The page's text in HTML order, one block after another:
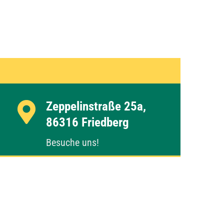
Zeppelinstraße 25a,
86316 Friedberg
Besuche uns!